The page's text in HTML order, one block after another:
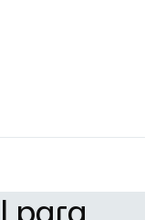
para